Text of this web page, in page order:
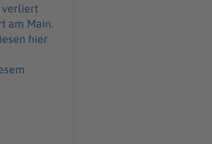
verliert
am Main.
hier